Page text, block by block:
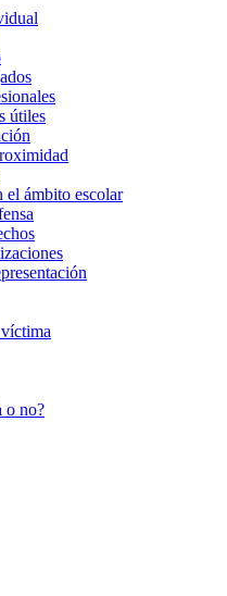
útiles
el ámbito escolar
o no?